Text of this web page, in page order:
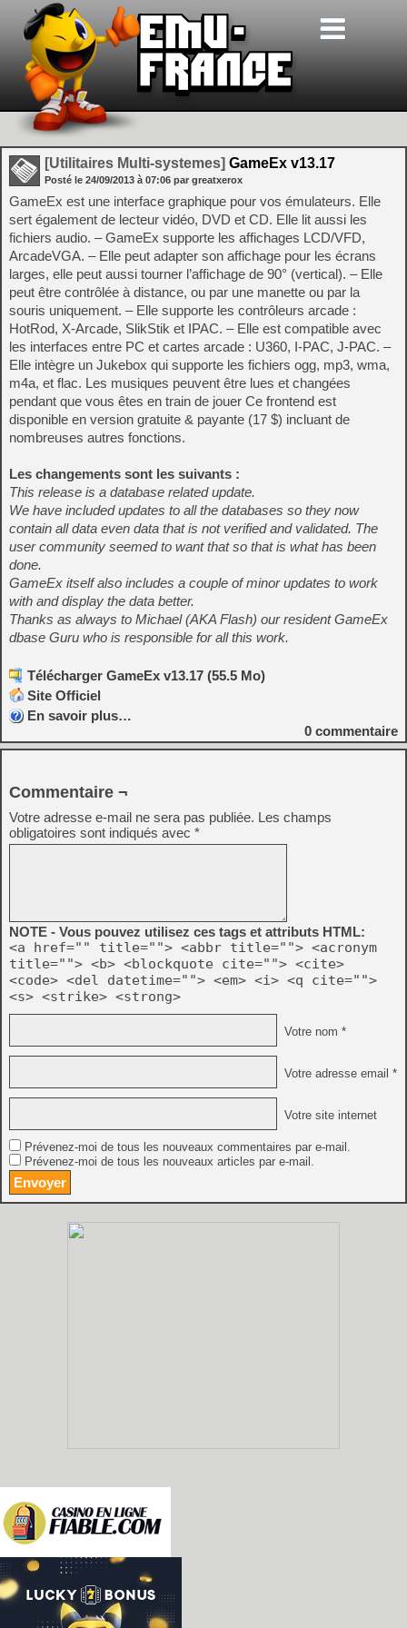
[Utilitaires Multi-systemes] GameEx v13.17
Posté le 24/09/2013 à 07:06 par greatxerox
GameEx est une interface graphique pour vos émulateurs. Elle
sert également de lecteur vidéo, DVD et CD. Elle lit aussi les
fichiers audio. – GameEx supporte les affichages LCD/VFD,
ArcadeVGA. – Elle peut adapter son affichage pour les écrans
larges, elle peut aussi tourner l’affichage de 90° (vertical). – Elle
peut être contrôlée à distance, ou par une manette ou par la
souris uniquement. – Elle supporte les contrôleurs arcade :
HotRod, X-Arcade, SlikStik et IPAC. – Elle est compatible avec
les interfaces entre PC et cartes arcade : U360, I-PAC, J-PAC. –
Elle intègre un Jukebox qui supporte les fichiers ogg, mp3, wma,
m4a, et flac. Les musiques peuvent être lues et changées
pendant que vous êtes en train de jouer Ce frontend est
disponible en version gratuite & payante (17 $) incluant de
nombreuses autres fonctions.
Les changements sont les suivants :
This release is a database related update.
We have included updates to all the databases so they now
contain all data even data that is not verified and validated. The
user community seemed to want that so that is what has been
done.
GameEx itself also includes a couple of minor updates to work
with and display the data better.
Thanks as always to Michael (AKA Flash) our resident GameEx
dbase Guru who is responsible for all this work.
Télécharger GameEx v13.17 (55.5 Mo)
Site Officiel
En savoir plus…
0 commentaire
Commentaire ¬
Votre adresse e-mail ne sera pas publiée. Les champs
obligatoires sont indiqués avec *
NOTE - Vous pouvez utilisez ces tags et attributs HTML:
<a href="" title=""> <abbr title=""> <acronym
title=""> <b> <blockquote cite=""> <cite>
<code> <del datetime=""> <em> <i> <q cite="">
<s> <strike> <strong>
Votre nom *
Votre adresse email *
Votre site internet
Prévenez-moi de tous les nouveaux commentaires par e-mail.
Prévenez-moi de tous les nouveaux articles par e-mail.